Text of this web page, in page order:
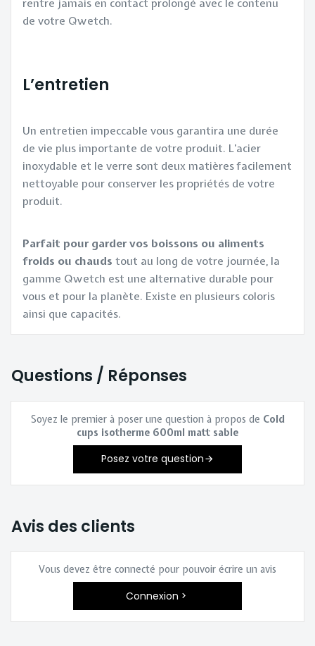
rentre jamais en contact prolongé avec le contenu
de votre Qwetch.
L’entretien
Un entretien impeccable vous garantira une durée
de vie plus importante de votre produit. L’acier
inoxydable et le verre sont deux matières facilement
nettoyable pour conserver les propriétés de votre
produit.
Parfait pour garder vos boissons ou aliments
froids ou chauds tout au long de votre journée, la
gamme Qwetch est une alternative durable pour
vous et pour la planète. Existe en plusieurs coloris
ainsi que capacités.
Questions / Réponses
Soyez le premier à poser une question à propos de Cold
cups isotherme 600ml matt sable
Posez votre question
Avis des clients
Vous devez être connecté pour pouvoir écrire un avis
Connexion